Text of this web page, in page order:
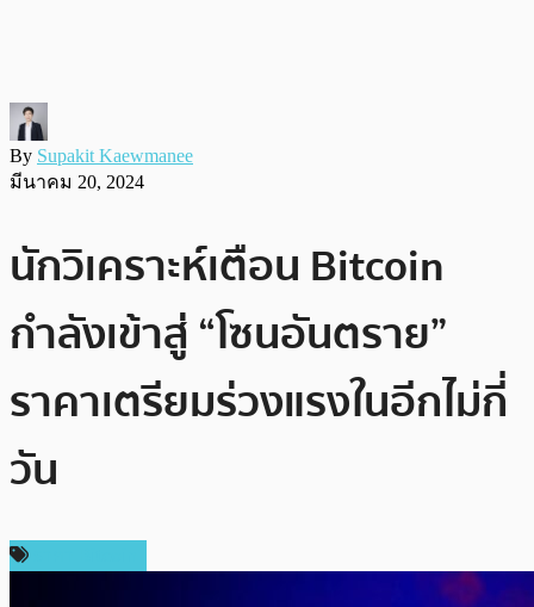
By Supakit Kaewmanee
มีนาคม 20, 2024
นักวิเคราะห์เตือน Bitcoin
กำลังเข้าสู่ “โซนอันตราย”
ราคาเตรียมร่วงแรงในอีกไม่กี่
วัน